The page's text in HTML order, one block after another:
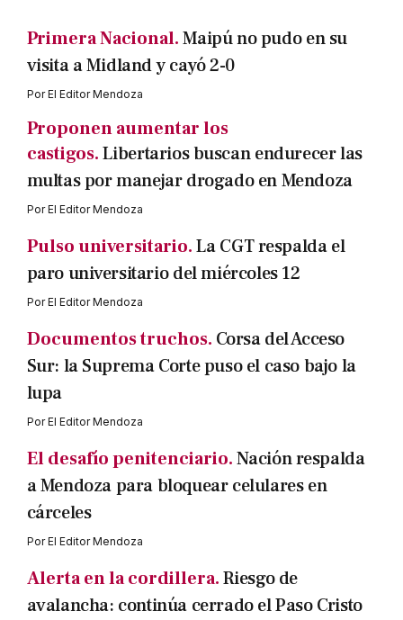
Primera Nacional.Maipú no pudo en su
visita a Midland y cayó 2-0
PorEl Editor Mendoza
Proponen aumentar los
castigos.Libertarios buscan endurecer las
multas por manejar drogado en Mendoza
PorEl Editor Mendoza
Pulso universitario.La CGT respalda el
paro universitario del miércoles 12
PorEl Editor Mendoza
Documentos truchos. Corsa del Acceso
Sur: la Suprema Corte puso el caso bajo la
lupa
PorEl Editor Mendoza
El desafío penitenciario.Nación respalda
a Mendoza para bloquear celulares en
cárceles
PorEl Editor Mendoza
Alerta en la cordillera.Riesgo de
avalancha: continúa cerrado el Paso Cristo